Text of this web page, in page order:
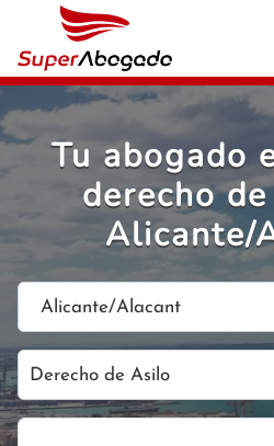
Tu abogado
derecho
Alicante/
Alicante/Alacant
Derecho de Asilo